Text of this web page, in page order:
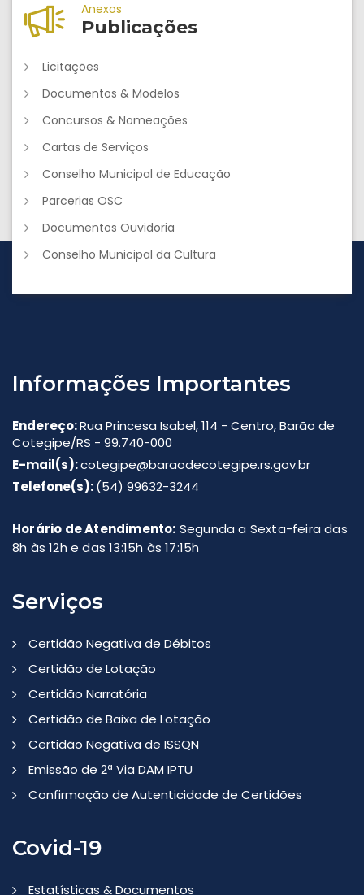
Anexos
Publicações
Licitações
Documentos & Modelos
Concursos & Nomeações
Cartas de Serviços
Conselho Municipal de Educação
Parcerias OSC
Documentos Ouvidoria
Conselho Municipal da Cultura
Informações Importantes
Endereço:Rua Princesa Isabel, 114 - Centro, Barão de
Cotegipe/RS - 99.740-000
E-mail(s):cotegipe@baraodecotegipe.rs.gov.br
Telefone(s):(54) 99632-3244
Horário de Atendimento: Segunda a Sexta-feira das
8h às 12h e das 13:15h às 17:15h
Serviços
Certidão Negativa de Débitos
Certidão de Lotação
Certidão Narratória
Certidão de Baixa de Lotação
Certidão Negativa de ISSQN
Emissão de 2ª Via DAM IPTU
Confirmação de Autenticidade de Certidões
Covid-19
Estatísticas & Documentos